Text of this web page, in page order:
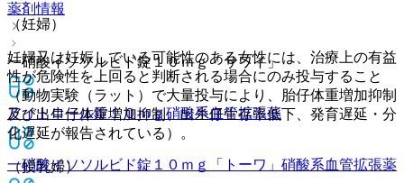
薬剤情報
一硝酸イソソルビド錠１０ｍｇ「サワイ」
アイトロール錠１０ｍｇ硝酸系血管拡張薬
一硝酸イソソルビド錠１０ｍｇ「トーワ」 硝酸系血管拡張薬
（妊婦）
妊婦又は妊娠している可能性のある女性には、治療上の有益
性が危険性を上回ると判断される場合にのみ投与すること
（動物実験（ラット）で大量投与により、胎仔体重増加抑制
及び出生仔体重増加抑制、出生仔生存率低下、発育遅延・分
化遅延が報告されている）。
（授乳婦）